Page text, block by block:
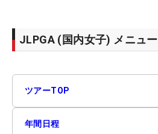
JLPGA (国内女子) メニュー
ツアーTOP
年間日程